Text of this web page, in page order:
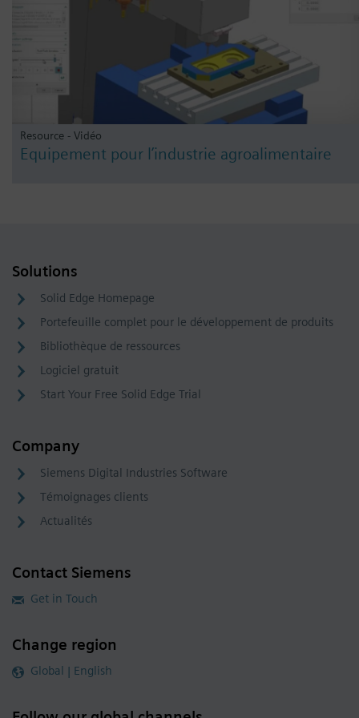
Resource - Vidéo
Equipement pour l’industrie agroalimentaire
Solutions
Solid Edge Homepage
Portefeuille complet pour le développement de produits
Bibliothèque de ressources
Logiciel gratuit
Start Your Free Solid Edge Trial
Company
Siemens Digital Industries Software
Témoignages clients
Actualités
Contact Siemens
Get in Touch
Change region
Global | English